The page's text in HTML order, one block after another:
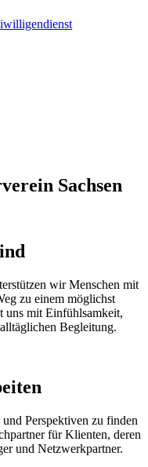
Sachsen
wir Menschen mit
zu einem möglichst
uns mit Einfühlsamkeit,
Begleitung.
Perspektiven zu finden
für Klienten, deren
und Netzwerkpartner.